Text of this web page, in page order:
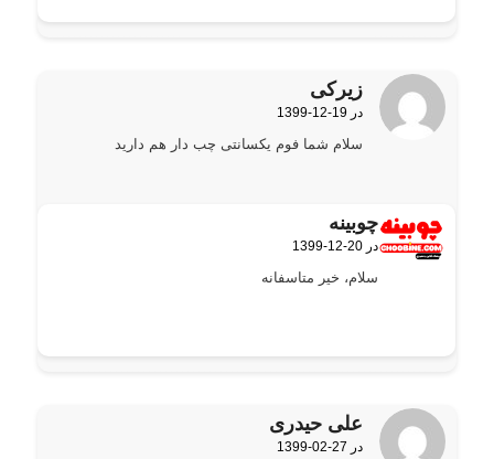
زیرکی
گفته:1399-12-19 در
سلام شما فوم یکسانتی چب دار هم دارید
چوبینه
گفته:1399-12-20 در
سلام، خیر متاسفانه
علی حیدری
گفته:1399-02-27 در